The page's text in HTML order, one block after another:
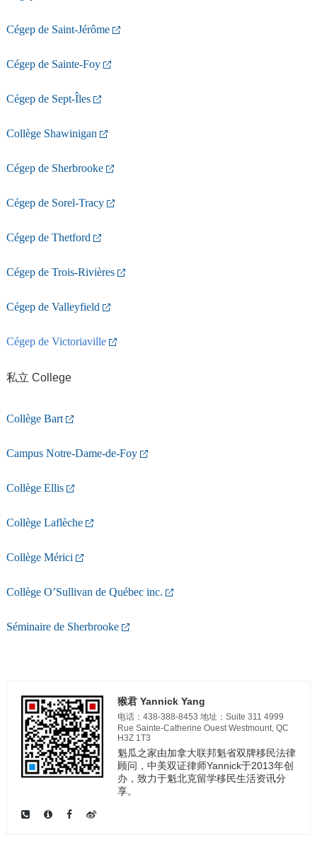
Cégep de Saint-Jérôme
Cégep de Sainte-Foy
Cégep de Sept-Îles
Collège Shawinigan
Cégep de Sherbrooke
Cégep de Sorel-Tracy
Cégep de Thetford
Cégep de Trois-Rivières
Cégep de Valleyfield
Cégep de Victoriaville
私立 College
Collège Bart
Campus Notre-Dame-de-Foy
Collège Ellis
Collège Laflèche
Collège Mérici
Collège O’Sullivan de Québec inc.
Séminaire de Sherbrooke
猴君 Yannick Yang
电话：438-388-8453 地址：Suite 311 4999
Rue Sainte-Catherine Ouest Westmount, QC
H3Z 1T3
魁瓜之家由加拿大联邦魁省双牌移民法律
顾问，中美双证律师Yannick于2013年创
办，致力于魁北克留学移民生活资讯分
享。